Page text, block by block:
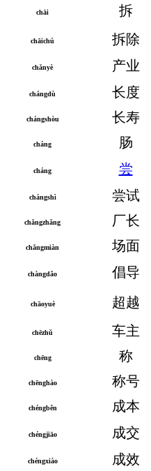
chāi 拆
chāichú 拆除
chǎnyè 产业
chángdù 长度
chángshòu 长寿
cháng 肠
cháng 尝
chángshì 尝试
chǎngzhǎng 厂长
chǎngmiàn 场面
chàngdǎo 倡导
chāoyuè 超越
chēzhǔ 车主
chēng 称
chēnghào 称号
chéngběn 成本
chéngjiāo 成交
chéngxiào 成效